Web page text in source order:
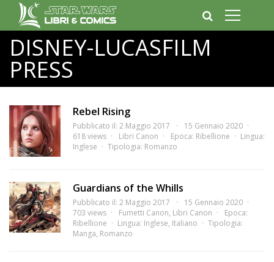
DISNEY-LUCASFILM
PRESS
Rebel Rising
Pubblicato il: 2 Maggio 2017
15 Gennaio 2020
618 views
Libri Canon Epoca: Ribellione
Lingua:
Inglese
Tipologia: Romanzo
Guardians of the Whills
Pubblicato il: 2 Maggio 2017
15 Gennaio 2020
703 views
Fumetti Canon, Libri Canon
Epoca:
Ribellione
Lingua: Inglese, Italiano
Tipologia:
Manga, Romanzo